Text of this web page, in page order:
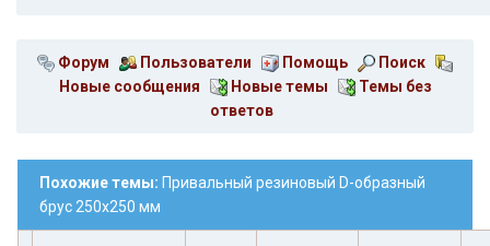
Форум Пользователи Помощь
Поиск
Новые сообщения
Новые темы
Темы без
ответов
Похожие темы: Привальный резиновый D-образный
брус 250х250 мм